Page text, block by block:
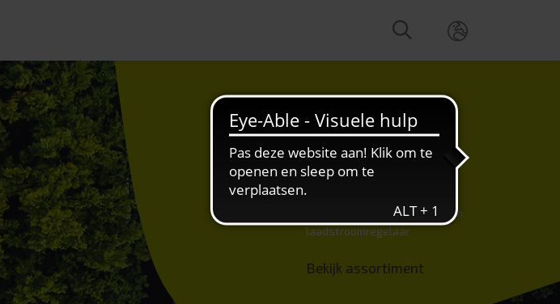
Solar
Opvouwbare zonnepanelen en
laadstroomregelaar
Bekijk assortiment